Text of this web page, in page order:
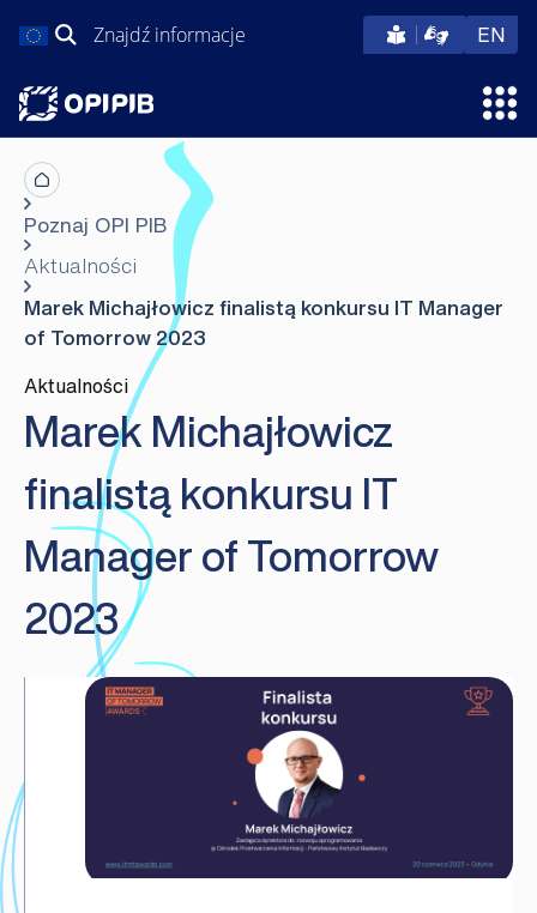
do
Szukaj: EN
Poznaj OPI PIB
Aktualności
Marek Michajłowicz finalistą konkursu IT Manager
of Tomorrow 2023
Marek Michajłowicz
finalistą konkursu IT
Manager of Tomorrow
2023
Aktualności